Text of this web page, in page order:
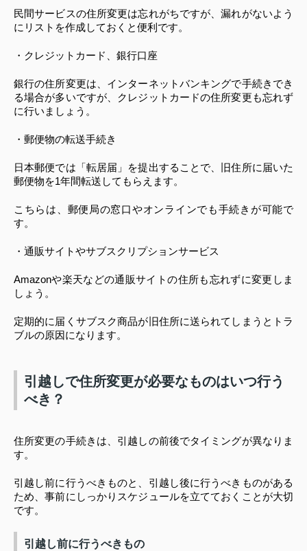
民間サービスの住所変更は忘れがちですが、漏れがないよう
にリストを作成しておくと便利です。
・クレジットカード、銀行口座
銀行の住所変更は、インターネットバンキングで手続きでき
る場合が多いですが、クレジットカードの住所変更も忘れず
に行いましょう。
・郵便物の転送手続き
日本郵便では「転居届」を提出することで、旧住所に届いた
郵便物を1年間転送してもらえます。
こちらは、郵便局の窓口やオンラインでも手続きが可能で
す。
・通販サイトやサブスクリプションサービス
Amazonや楽天などの通販サイトの住所も忘れずに変更しま
しょう。
定期的に届くサブスク商品が旧住所に送られてしまうとトラ
ブルの原因になります。
引越しで住所変更が必要なものはいつ行う
べき？
住所変更の手続きは、引越しの前後でタイミングが異なりま
す。
引越し前に行うべきものと、引越し後に行うべきものがある
ため、事前にしっかりスケジュールを立てておくことが大切
です。
引越し前に行うべきもの